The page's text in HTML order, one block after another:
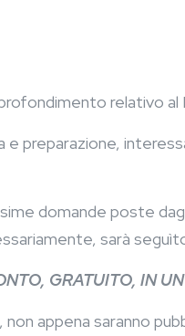
relativo al
preparazione,
domande poste
sarà
GRATUITO, IN
appena saranno